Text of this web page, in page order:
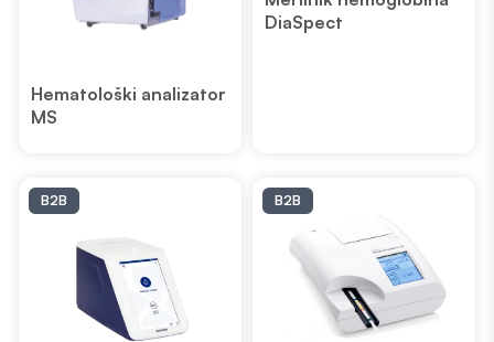
Hematološki analizator
MS
DiaSpect
B2B B2B